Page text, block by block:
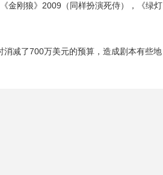
金刚狼》2009（同样扮演死侍），《绿灯
消减了700万美元的预算，造成剧本有些地